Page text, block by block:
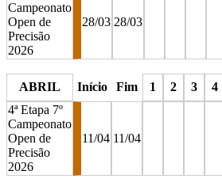
Campeonato
Open de
Precisão
2026
28/03 28/03
ABRIL
Início Fim 1 2 3 4
4ª Etapa 7º
Campeonato
Open de
Precisão
2026
11/04 11/04